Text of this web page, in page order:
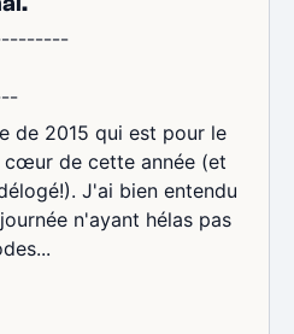
de 2015 qui est pour le
cœur de cette année (et
J'ai bien entendu
n'ayant hélas pas